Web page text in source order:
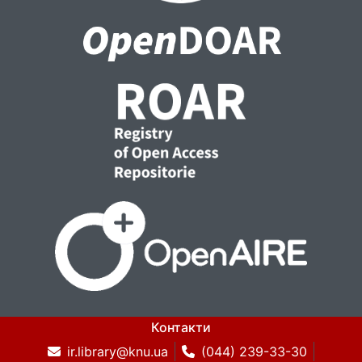
Контакти
ir.library@knu.ua
(044) 239-33-30